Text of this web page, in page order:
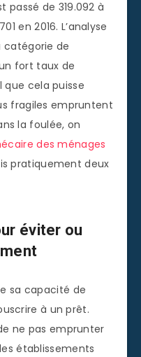
passé de 319.092 à
en 2016. L’analyse
catégorie de
fort taux de
que cela puisse
fragiles empruntent
la foulée, on
des ménages
pratiquement deux
éviter ou
sa capacité de
à un prêt.
ne pas emprunter
établissements